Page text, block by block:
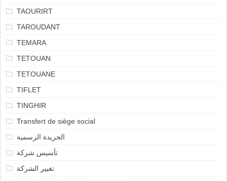
TAOURIRT
TAROUDANT
TEMARA
TETOUAN
TETOUANE
TIFLET
TINGHIR
Transfert de siège social
الجريدة الرسمية
تأسيس شركة
تغيير الشركة